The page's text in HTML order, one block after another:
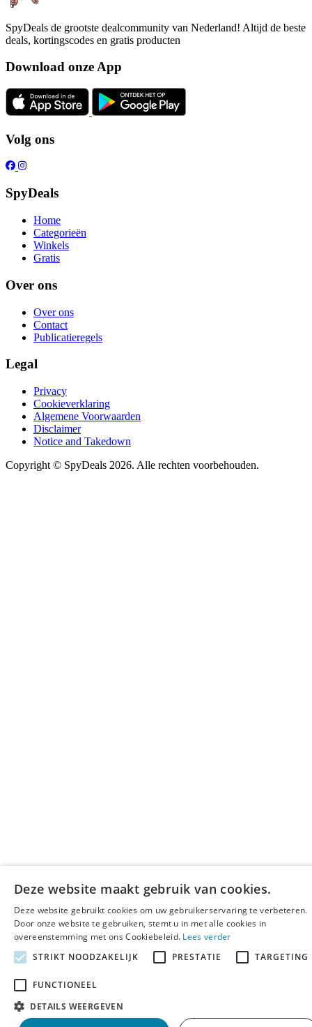
SpyDeals de grootste dealcommunity van Nederland! Altijd de beste
deals, kortingscodes en gratis producten
Download onze App
Volg ons
SpyDeals
Home
Categorieën
Winkels
Gratis
Over ons
Over ons
Contact
Publicatieregels
Legal
Privacy
Cookieverklaring
Algemene Voorwaarden
Disclaimer
Notice and Takedown
Copyright © SpyDeals 2026. Alle rechten voorbehouden.
Deze website maakt gebruik van cookies.
Deze website gebruikt cookies om uw gebruikerservaring te verbeteren.
Door onze website te gebruiken, stemt u in met alle cookies in
overeenstemming met ons Cookiebeleid. Lees verder
STRIKT NOODZAKELIJK
PRESTATIE TARGETING
FUNCTIONEEL
DETAILS WEERGEVEN